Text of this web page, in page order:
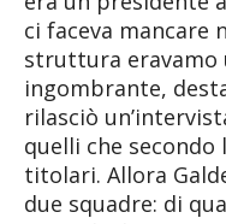
ci faceva mancare
struttura eravamo
ingombrante,
rilasciò
quelli che secondo
titolari. Allora
due squadre: di